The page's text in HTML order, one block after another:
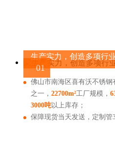
生产实力，创造多项行
01
佛山市南海区喜有沃不锈
之一， 22700m²工厂规模，
3000吨以上库存；
保障现货当天发送，定制管